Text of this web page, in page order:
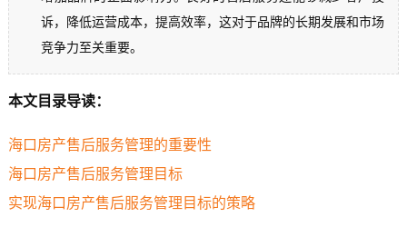
诉，降低运营成本，提高效率，这对于品牌的长期发展和市场
竞争力至关重要。
本文目录导读：
海口房产售后服务管理的重要性
海口房产售后服务管理目标
实现海口房产售后服务管理目标的策略